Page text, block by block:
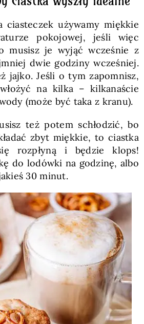
ciasteczek używamy miękkie
pokojowej, jeśli więc
musisz je wyjąć wcześnie z
dwie godziny wcześniej.
jajko. Jeśli o tym zapomnisz,
na kilka – kilkanaście
(może być taka z kranu).
też potem schłodzić, bo
zbyt miękkie, to ciastka
rozpłyną i będzie klops!
do lodówki na godzinę, albo
30 minut.